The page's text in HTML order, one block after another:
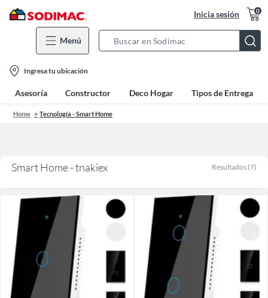
Inicia sesión 0
Menú
Bar
location-
icon
Ingresa tu ubicación
Asesoría Constructor Deco Hogar Tipos de Entrega
Home Tecnología - Smart Home
Smart Home - tnakiex Resultados (7)